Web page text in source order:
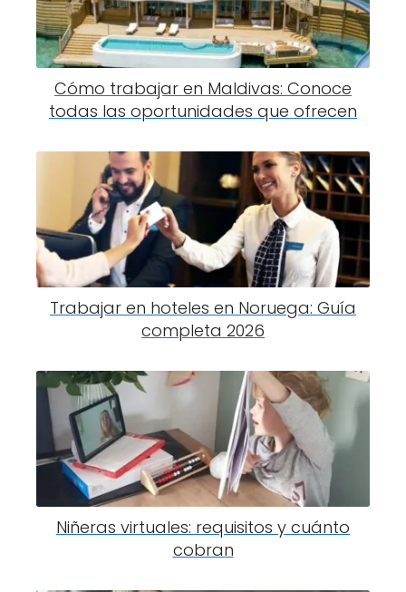
Cómo trabajar en Maldivas: Conoce
todas las oportunidades que ofrecen
Trabajar en hoteles en Noruega: Guía
completa 2026
Niñeras virtuales: requisitos y cuánto
cobran